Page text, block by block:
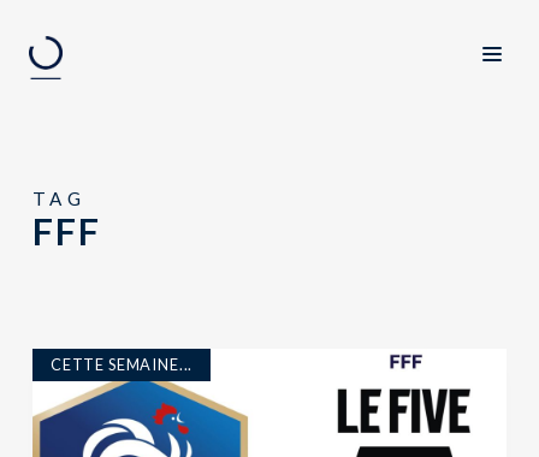
TAG
FFF
CETTE SEMAINE...